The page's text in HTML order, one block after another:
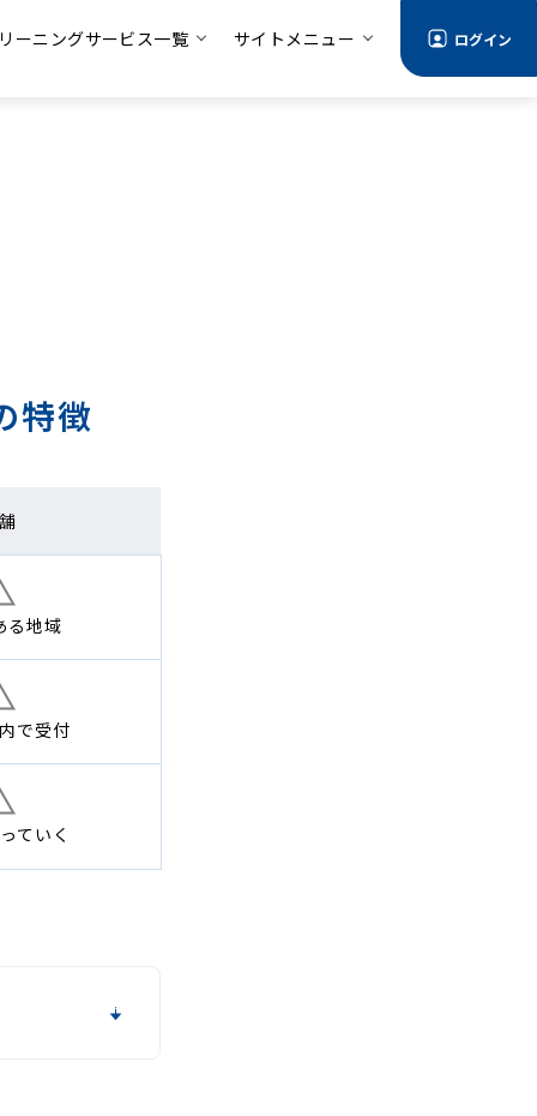
ーニングサービス一覧 サイトメニュー ログイン
特徴
る地域
で受付
ていく